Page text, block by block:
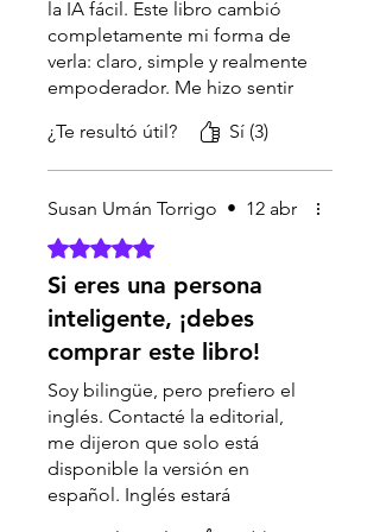
lo esencialen solo 10 minutos.
Este libro fue creado
exactamente para eso.
“Aprende Inteligencia Artificial
en 10 Minutos”es una guía
uno de los conocimientos más
poderosos de nuestra era.
En pocas páginas descubrirás:
• Qué es realmente la
Inteligencia Artificial (sin lenguaje
complicado)
• Cómo está transformando el
mundo ahora mismo
• Cómo puedes empezar a usarla
hoy mismo
• Y por qué quienes entienden
la IA fácil. Este libro cambió
completamente mi forma de
verla: claro, simple y realmente
empoderador. Me hizo sentir
abierta y sencilla para entrar al
futuro sin miedo. Lo
principiantes para interactuar
con la ia El valor que aporta es
tiene. Tenía tiempo sin leer un
ebook tan bueno. Gracias,
muy complacida.
¿Te resultó útil? Sí (3)
Susan Umán Torrigo • 12 abr
Obtuvo 5 de 5 estrellas.
Si eres una persona
inteligente, ¡debes
comprar este libro!
Soy bilingüe, pero prefiero el
inglés. Contacté la editorial,
me dijeron que solo está
disponible la versión en
español. Inglés estará